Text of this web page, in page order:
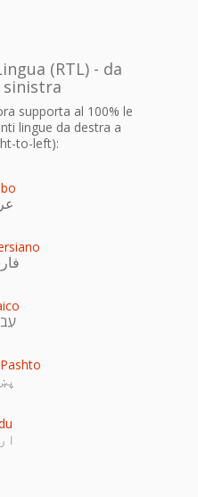
(RTL) - da
sinistra
supporta al 100% le
lingue da destra a
to-left):